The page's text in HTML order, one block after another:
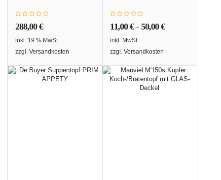
288,00€
inkl. 19 % MwSt.
zzgl. Versandkosten
11,00€– 50,00€
inkl. MwSt.
zzgl. Versandkosten